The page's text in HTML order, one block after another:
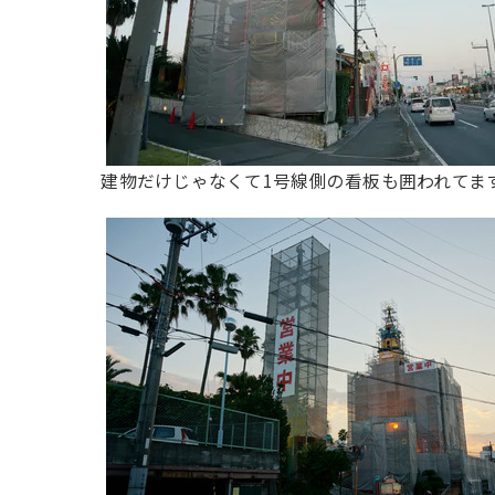
建物だけじゃなくて1号線側の看板も囲われてま